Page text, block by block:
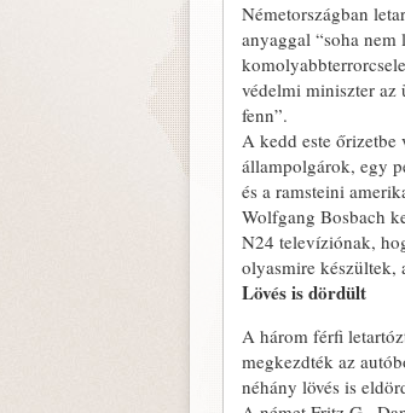
Németországban
anyaggal “soha
védelmi miniszter az
fenn”.
A kedd este
állampolgárok, egy
és a ramsteini
Wolfgang Bosbach
N24 televíziónak,
olyasmire készültek,
Lövés is dördült
A három férfi
megkezdték az
néhány lövés is